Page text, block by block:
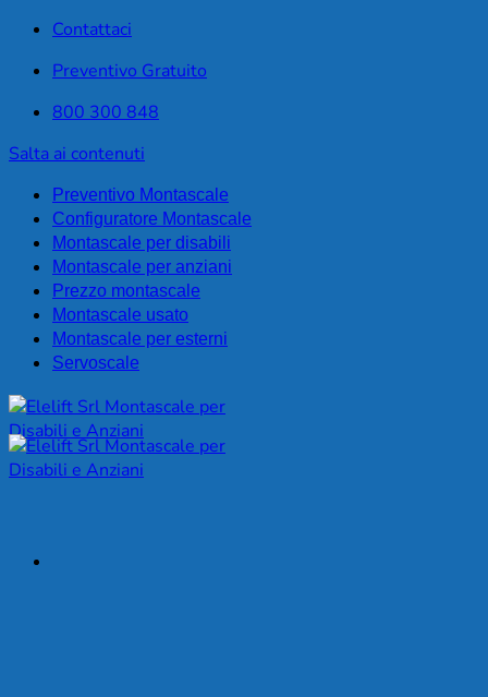
Contattaci
Preventivo Gratuito
800 300 848
Salta ai contenuti
Preventivo Montascale
Configuratore Montascale
Montascale per disabili
Montascale per anziani
Prezzo montascale
Montascale usato
Montascale per esterni
Servoscale